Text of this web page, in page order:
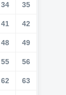
34 35
41 42
48 49
55 56
62 63